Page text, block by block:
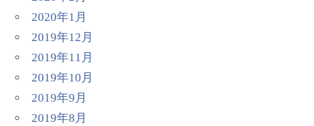
2020年1月
2019年12月
2019年11月
2019年10月
2019年9月
2019年8月